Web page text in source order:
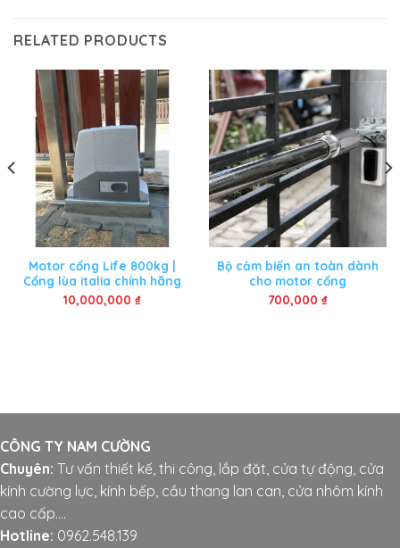
RELATED PRODUCTS
Motor cổng Life 800kg |
Cổng lùa italia chính hãng
10,000,000 ₫
Bộ cảm biến an toàn dành
cho motor cổng
700,000 ₫
CÔNG TY NAM CƯỜNG
Chuyên: Tư vấn thiết kế, thi công, lắp đặt, cửa tự động, cửa
kính cường lực, kính bếp, cầu thang lan can, cửa nhôm kính
cao cấp....
Hotline: 0962.548.139